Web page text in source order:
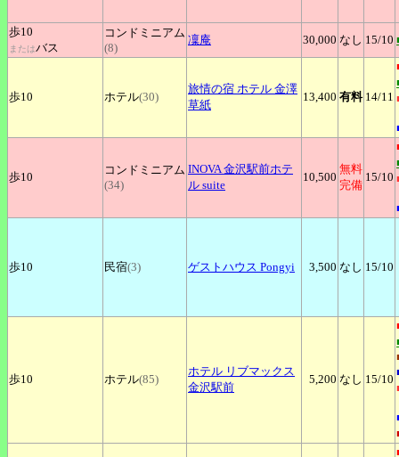
歩10
またはバス
コンドミニアム
(8)
凜庵 30,000 なし 15/10
歩10 ホテル(30)
旅情の宿 ホテル 金澤
草紙
13,400 有料 14/11
歩10
コンドミニアム
(34)
INOVA金沢駅前ホテ
ル suite
10,500
無料
完備
15/10
歩10 民宿(3) ゲストハウス Pongyi 3,500 なし 15/10
歩10 ホテル(85)
ホテル リブマックス
金沢駅前
5,200 なし 15/10